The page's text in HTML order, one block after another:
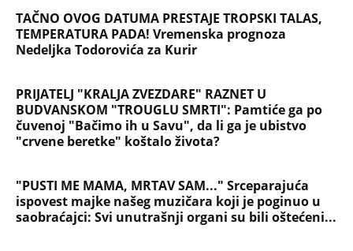
TAČNO OVOG DATUMA PRESTAJE TROPSKI TALAS,
TEMPERATURA PADA! Vremenska prognoza
Nedeljka Todorovića za Kurir
PRIJATELJ "KRALJA ZVEZDARE" RAZNET U
BUDVANSKOM "TROUGLU SMRTI": Pamtiće ga po
čuvenoj "Bačimo ih u Savu", da li ga je ubistvo
"crvene beretke" koštalo života?
"PUSTI ME MAMA, MRTAV SAM..." Srceparajuća
ispovest majke našeg muzičara koji je poginuo u
saobraćajci: Svi unutrašnji organi su bili oštećeni...